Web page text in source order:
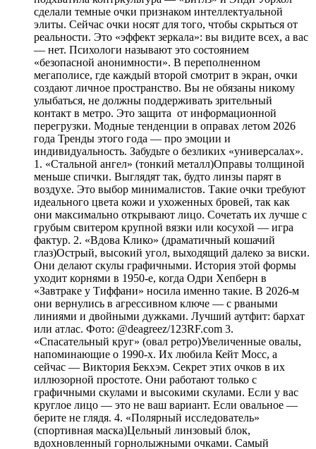
сделали темные очки признаком интеллектуальной
элиты. Сейчас очки носят для того, чтобы скрыться от
реальности. Это «эффект зеркала»: вы видите всех, а вас
— нет. Психологи называют это состоянием
«безопасной анонимности». В переполненном
мегаполисе, где каждый второй смотрит в экран, очки
создают личное пространство. Вы не обязаны никому
улыбаться, не должны поддерживать зрительный
контакт в метро. Это защита от информационной
перегрузки. Модные тенденции в оправах летом 2026
года Тренды этого года — про эмоции и
индивидуальность. Забудьте о безликих «универсалах».
1. «Стальной ангел» (тонкий металл)Оправы толщиной
меньше спички. Выглядят так, будто линзы парят в
воздухе. Это выбор минималистов. Такие очки требуют
идеального цвета кожи и ухоженных бровей, так как
они максимально открывают лицо. Сочетать их лучше с
грубым свитером крупной вязки или косухой — игра
фактур. 2. «Вдова Клико» (драматичный кошачий
глаз)Острый, высокий угол, выходящий далеко за виски.
Они делают скулы графичными. История этой формы
уходит корнями в 1950-е, когда Одри Хепберн в
«Завтраке у Тиффани» носила именно такие. В 2026-м
они вернулись в агрессивном ключе — с рваными
линиями и двойными дужками. Лучший аутфит: бархат
или атлас. Фото: @deagreez/123RF.com 3.
«Спасательный круг» (овал ретро)Увеличенные овалы,
напоминающие о 1990-х. Их любила Кейт Мосс, а
сейчас — Виктория Бекхэм. Секрет этих очков в их
иллюзорной простоте. Они работают только с
графичными скулами и высокими скулами. Если у вас
круглое лицо — это не ваш вариант. Если овальное —
берите не глядя. 4. «Полярный исследователь»
(спортивная маска)Цельный линзовый блок,
вдохновленный горнолыжными очками. Самый